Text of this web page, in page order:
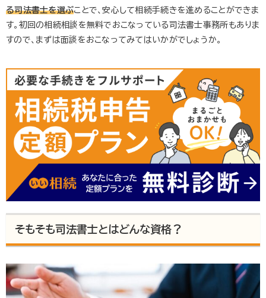
る司法書士を選ぶことで、安心して相続手続きを進めることができま
す。初回の相続相談を無料でおこなっている司法書士事務所もありま
すので、まずは面談をおこなってみてはいかがでしょうか。
そもそも司法書士とはどんな資格？